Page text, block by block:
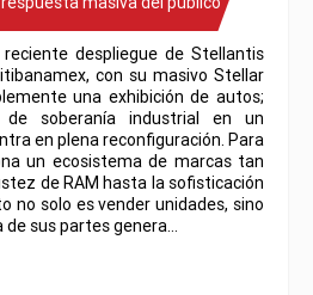
despliegue de Stellantis
con su masivo Stellar
una exhibición de autos;
soberanía industrial en un
en plena reconfiguración. Para
un ecosistema de marcas tan
de RAM hasta la sofisticación
no solo es vender unidades, sino
sus partes genera…